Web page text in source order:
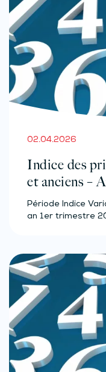
02.04.2026
Indice des
et anciens –
Période Indice
an 1er trimestre